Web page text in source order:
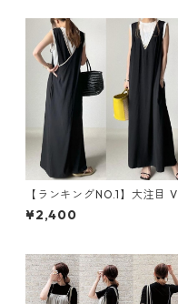
【ランキングNO.1】大注目 V
ネック ノースリーブ ワンピー
ス m-738
¥2,400